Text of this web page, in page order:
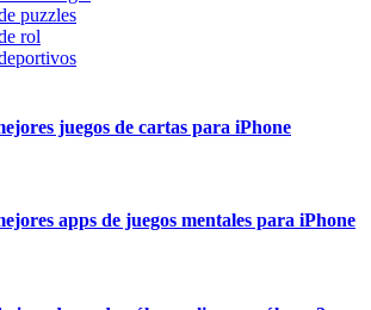
puzzles
rol
juegos de cartas para iPhone
apps de juegos mentales para iPhone